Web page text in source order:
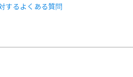
するよくある質問